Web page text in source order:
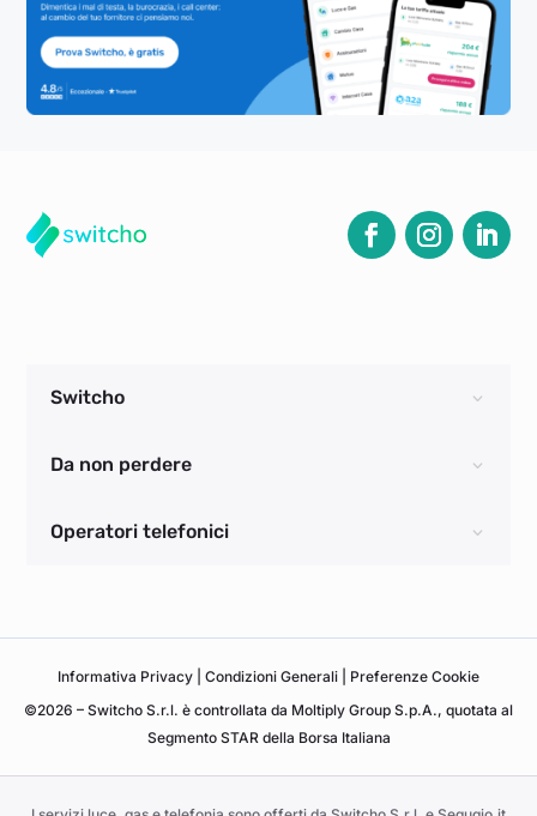
Switcho
Da non perdere
Operatori telefonici
Informativa Privacy Condizioni Generali
Preferenze Cookie
©2026 – Switcho S.r.l. è controllata da Moltiply Group S.p.A., quotata al
Segmento STAR della Borsa Italiana